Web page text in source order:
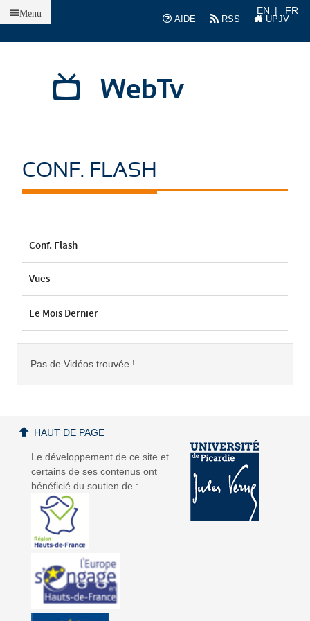
AIDE
RSS UPJV
EN FR
WebTv
Menu
CONF. FLASH
Conf. Flash
Vues
Le Mois Dernier
Pas de Vidéos trouvée !
Le développement de ce site et
certains de ses contenus ont
bénéficié du soutien de :
HAUT DE PAGE